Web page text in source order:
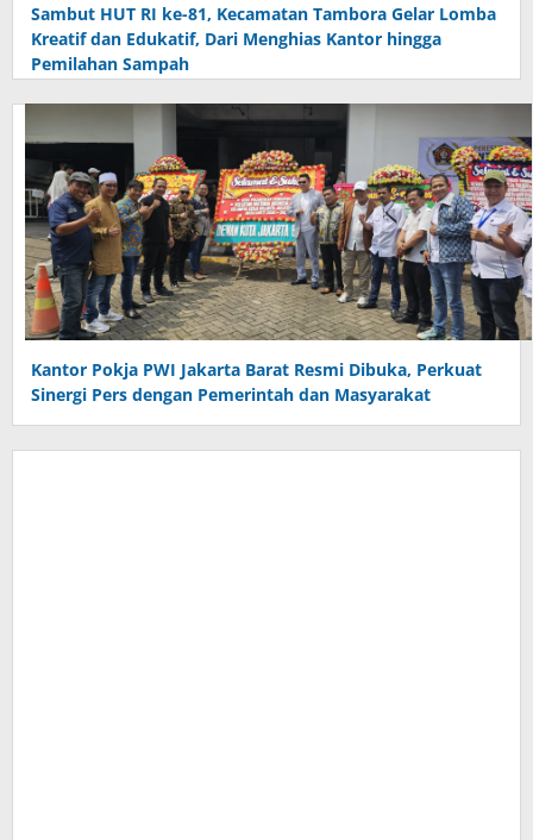
Sambut HUT RI ke-81, Kecamatan Tambora Gelar Lomba
Kreatif dan Edukatif, Dari Menghias Kantor hingga
Pemilahan Sampah
Kantor Pokja PWI Jakarta Barat Resmi Dibuka, Perkuat
Sinergi Pers dengan Pemerintah dan Masyarakat